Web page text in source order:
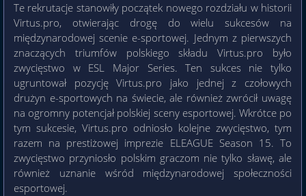
Te rekrutacje stanowiły początek nowego rozdziału w historii
Virtus.pro, otwierając drogę do wielu sukcesów na
międzynarodowej scenie e-sportowej. Jednym z pierwszych
znaczących triumfów polskiego składu Virtus.pro było
zwycięstwo w ESL Major Series. Ten sukces nie tylko
ugruntował pozycję Virtus.pro jako jednej z czołowych
drużyn e-sportowych na świecie, ale również zwrócił uwagę
na ogromny potencjał polskiej sceny esportowej. Wkrótce po
tym sukcesie, Virtus.pro odniosło kolejne zwycięstwo, tym
razem na prestiżowej imprezie ELEAGUE Season 15. To
zwycięstwo przyniosło polskim graczom nie tylko sławę, ale
również uznanie wśród międzynarodowej społeczności
esportowej.